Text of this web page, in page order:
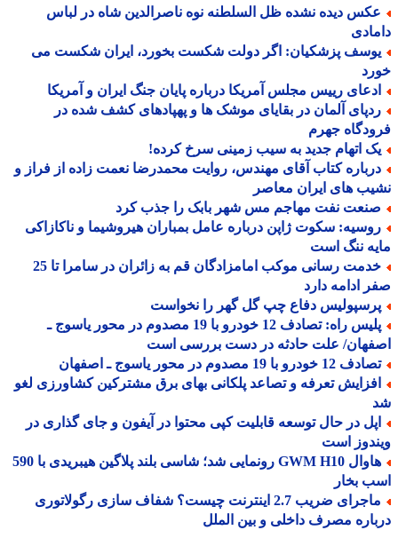
دیده نشده ظل السلطنه نوه ناصرالدین شاه در لباس
پزشکیان: اگر دولت شکست بخورد، ایران شکست می
رییس مجلس آمریکا درباره پایان جنگ ایران و آمریکا
آلمان در بقایای موشک ها و پهپادهای کشف شده در
جهرم
اتهام جدید به سیب زمینی سرخ کرده!
کتاب آقای مهندس، روایت محمدرضا نعمت زاده از فراز و
های ایران معاصر
نفت مهاجم مس شهر بابک را جذب کرد
سکوت ژاپن درباره عامل بمباران هیروشیما و ناکازاکی
ننگ است
خدمت رسانی موکب امامزادگان قم به زائران در سامرا تا 25
ادامه دارد
دفاع چپ گل گهر را نخواست
پلیس راه: تصادف 12 خودرو با 19 مصدوم در محور یاسوج ـ
علت حادثه در دست بررسی است
خودرو با 19 مصدوم در محور یاسوج ـ اصفهان
تعرفه و تصاعد پلکانی بهای برق مشترکین کشاورزی لغو
در حال توسعه قابلیت کپی محتوا در آیفون و جای گذاری در
است
هاوال GWM H10 رونمایی شد؛ شاسی بلند پلاگین هیبریدی با 590
بخار
ماجرای ضریب 2.7 اینترنت چیست؟ شفاف سازی رگولاتوری
مصرف داخلی و بین الملل